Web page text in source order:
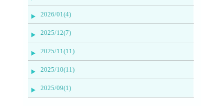
2026/01(4)
2025/12(7)
2025/11(11)
2025/10(11)
2025/09(1)